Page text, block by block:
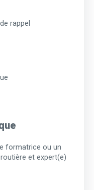
rappel
formatrice ou un
et expert(e)